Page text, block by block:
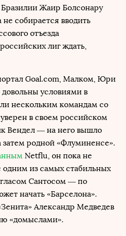
Жаир Болсонару
не собирается вводить
отъезда
лиг ждать,
Goal.com, Малком, Юри
условиями в
нескольким командам со
в своем российском
Вендел — на него вышло
затем родной «Флуминенсе».
Netflu, он пока не
одним из самых стабильных
Сантосом — по
начать «Барселона».
Александр Медведев
«домыслами».